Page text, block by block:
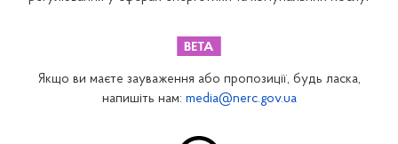
Якщо ви маєте зауваження або пропозиції, будь ласка,
напишіть нам: media@nerc.gov.ua